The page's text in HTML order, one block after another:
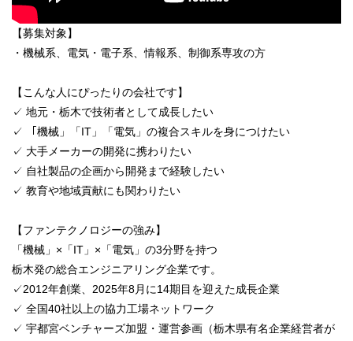
【募集対象】
・機械系、電気・電子系、情報系、制御系専攻の方
【こんな人にぴったりの会社です】
✓ 地元・栃木で技術者として成長したい
✓ 「機械」「IT」「電気」の複合スキルを身につけたい
✓ 大手メーカーの開発に携わりたい
✓ 自社製品の企画から開発まで経験したい
✓ 教育や地域貢献にも関わりたい
【ファンテクノロジーの強み】
「機械」×「IT」×「電気」の3分野を持つ
栃木発の総合エンジニアリング企業です。
✓2012年創業、2025年8月に14期目を迎えた成長企業
✓ 全国40社以上の協力工場ネットワーク
✓ 宇都宮ベンチャーズ加盟・運営参画（栃木県有名企業経営者が